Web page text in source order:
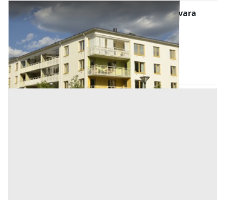
Abitazione di Tipo Economico all'asta a Novara
Suno (Novara)
Offerta minima
14.250 € 19.000 €
Codice asta: AI1379080
Asta chiusa